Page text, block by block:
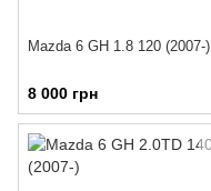
Mazda 6 GH 1.8 120 (2007-)
8 000 грн